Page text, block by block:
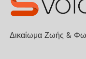
Δικαίωμα Ζωής &